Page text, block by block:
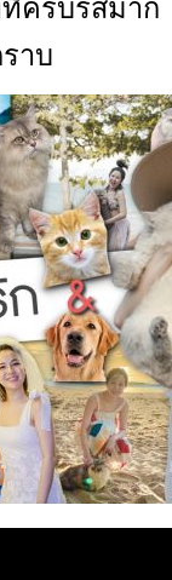
ครบรสมาก
าบ